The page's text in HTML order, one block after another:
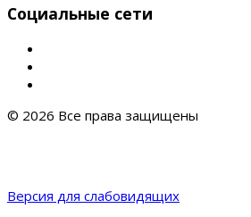
Социальные сети
© 2026 Все права защищены
Версия для слабовидящих